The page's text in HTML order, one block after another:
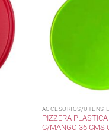
ACCESORIOS/
PIZZERA PLASTICA
C/MANGO 36 CMS